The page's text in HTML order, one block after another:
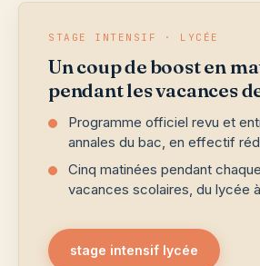
STAGE INTENSIF · LYCÉE
Un coup de boost en
pendant les vacances
Programme officiel revu et
annales du bac, en effectif
Cinq matinées pendant
vacances scolaires, du lycée
stage intensif lycée